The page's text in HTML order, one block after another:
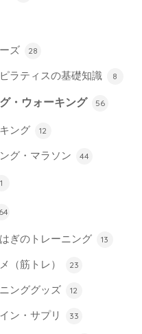
ズ 28
ラティスの基礎知識 8
・ウォーキング 56
ング 12
グ・マラソン 44
1
ぎのトレーニング 13
（筋トレ） 23
ンググッズ 12
ン・サプリ 33